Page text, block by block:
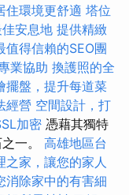
住環境更舒適 塔位
安息地 提供精緻
值得信賴的SEO團
業協助 換護照的全
擺盤，提升每道菜
經營 空間設計，打
加密 憑藉其獨特
一。 高雄地區台
之家，讓您的家人
消除家中的有害細